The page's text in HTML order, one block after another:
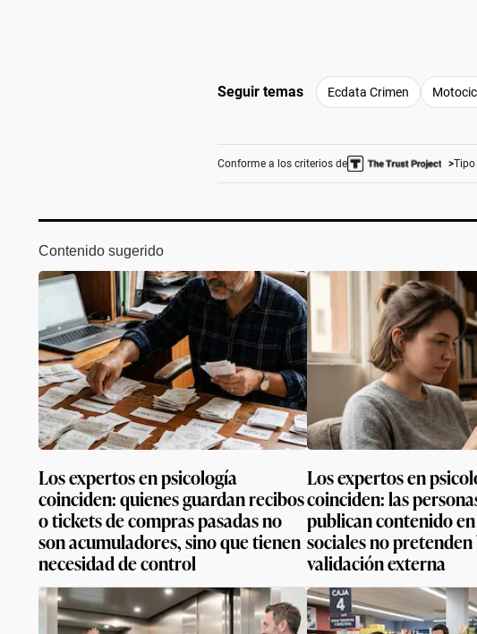
Seguir temas Ecdata Crimen
Conforme a los criterios de Tipo
Contenido sugerido
Los expertos en psicología
coinciden: quienes guardan recibos
o tickets de compras pasadas no
son acumuladores, sino que tienen
necesidad de control
Los expertos en
coinciden: las
publican contenido
sociales no
validación externa